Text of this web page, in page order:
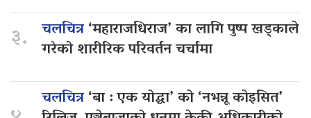
३. चलचित्र‘महाराजधिराज’ का लागि पुष्प खड्काले
गरेको शारीरिक परिवर्तन चर्चामा
चलचित्र‘बा : एक योद्धा’ को ‘नभन्नू कोइसित’